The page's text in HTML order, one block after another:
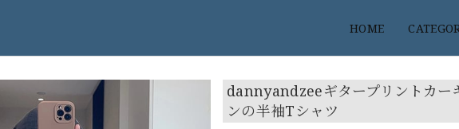
HOME
dannyandzeeギタープリントカー
ンの半袖Tシャツ